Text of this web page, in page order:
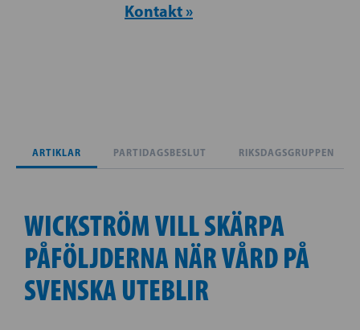
Kontakt »
ARTIKLAR PARTIDAGSBESLUT RIKSDAGSGRUPPEN
WICKSTRÖM VILL SKÄRPA
PÅFÖLJDERNA NÄR VÅRD PÅ
SVENSKA UTEBLIR